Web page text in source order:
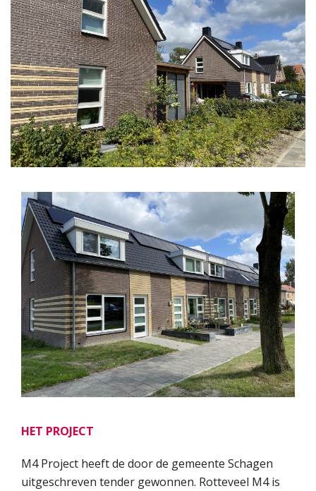
HET PROJECT
M4 Project heeft de door de gemeente Schagen
uitgeschreven tender gewonnen. Rotteveel M4 is